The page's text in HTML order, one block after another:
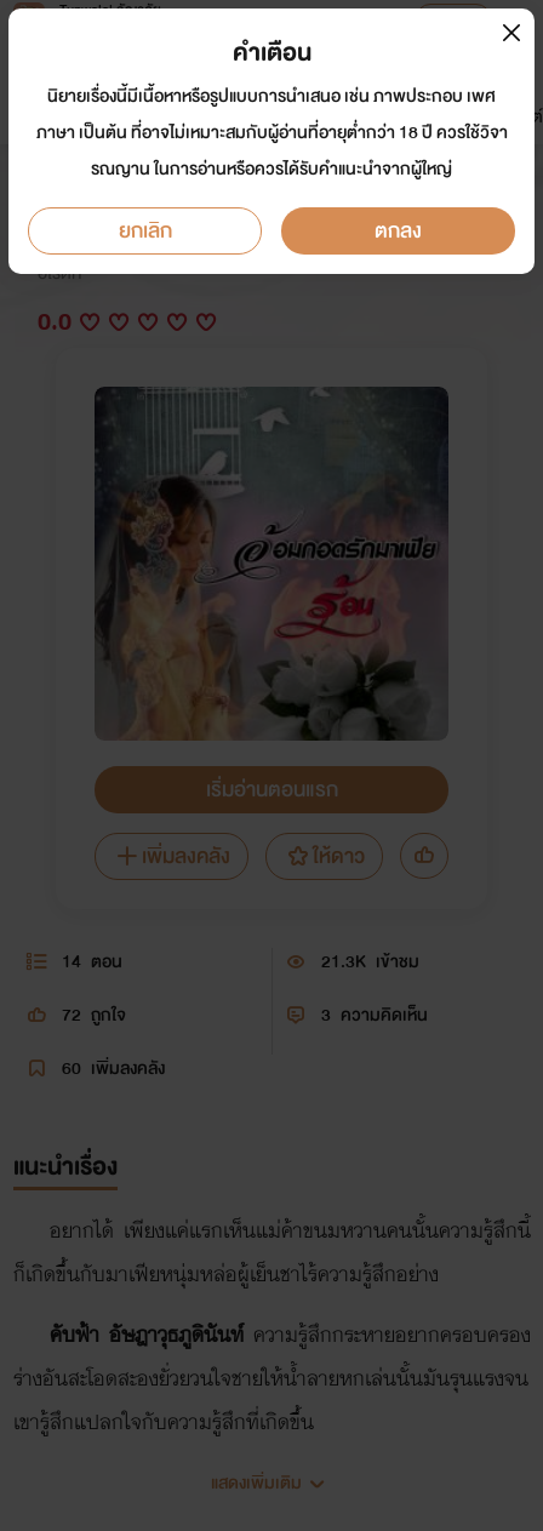
Tunwalai ธัญวลัย
หน้าแรก นิยาย อีบุ๊ก การ์ตูน
มาใหม่
ดรีมแชท ธัญลิสต์
อ้อมกอดรักมาเฟียร้อน (e book)
นักเขียน: ศิริภัสสร,ณิชกานต์
อีโรติก
0.0
เริ่มอ่านตอนแรก
เพิ่มลงคลัง
ให้ดาว
14 ตอน 21.3K เข้าชม
72 ถูกใจ 3 ความคิดเห็น
60 เพิ่มลงคลัง
แนะนำเรื่อง
อยากได้ เพียงแค่แรกเห็นแม่ค้าขนมหวานคนนั้นความรู้สึกนี้
ก็เกิดขึ้นกับมาเฟียหนุ่มหล่อผู้เย็นชาไร้ความรู้สึกอย่าง 
คับฟ้า อัษฎาวุธภูดินันท์ความรู้สึกกระหายอยากครอบครอง
ร่างอันสะโอดสะองยั่วยวนใจชายให้น้ำลายหกเล่นนั้นมันรุนแรงจน
เขารู้สึกแปลกใจกับความรู้สึกที่เกิดขึ้น
แต่ในเมื่อต้องการแล้ว เขาก็ต้องได้ เท่านั้น เพราะตั้งแต่เกิด
แสดงเพิ่มเติม
คำเตือน
นิยายเรื่องนี้มีเนื้อหาหรือรูปแบบการนำเสนอ เช่น ภาพประกอบ เพศ
ภาษา เป็นต้น ที่อาจไม่เหมาะสมกับผู้อ่านที่อายุต่ำกว่า 18 ปี ควรใช้วิจา
รณญาน ในการอ่านหรือควรได้รับคำแนะนำจากผู้ใหญ่
ยกเลิก ตกลง